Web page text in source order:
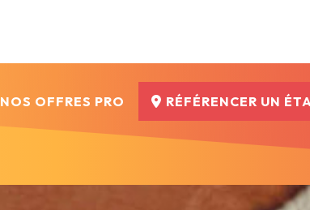
NOS OFFRES PRO RÉFÉRENCER UN